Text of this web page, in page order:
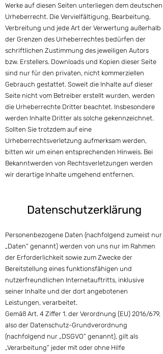
Werke auf diesen Seiten unterliegen dem deutschen
Urheberrecht. Die Vervielfältigung, Bearbeitung,
Verbreitung und jede Art der Verwertung außerhalb
der Grenzen des Urheberrechtes bedürfen der
schriftlichen Zustimmung des jeweiligen Autors
bzw. Erstellers. Downloads und Kopien dieser Seite
sind nur für den privaten, nicht kommerziellen
Gebrauch gestattet. Soweit die Inhalte auf dieser
Seite nicht vom Betreiber erstellt wurden, werden
die Urheberrechte Dritter beachtet. Insbesondere
werden Inhalte Dritter als solche gekennzeichnet.
Sollten Sie trotzdem auf eine
Urheberrechtsverletzung aufmerksam werden,
bitten wir um einen entsprechenden Hinweis. Bei
Bekanntwerden von Rechtsverletzungen werden
wir derartige Inhalte umgehend entfernen.
Datenschutzerklärung
Personenbezogene Daten (nachfolgend zumeist nur
„Daten“ genannt) werden von uns nur im Rahmen
der Erforderlichkeit sowie zum Zwecke der
Bereitstellung eines funktionsfähigen und
nutzerfreundlichen Internetauftritts, inklusive
seiner Inhalte und der dort angebotenen
Leistungen, verarbeitet.
Gemäß Art. 4 Ziffer 1. der Verordnung (EU) 2016/679,
also der Datenschutz-Grundverordnung
(nachfolgend nur „DSGVO“ genannt), gilt als
„Verarbeitung“ jeder mit oder ohne Hilfe